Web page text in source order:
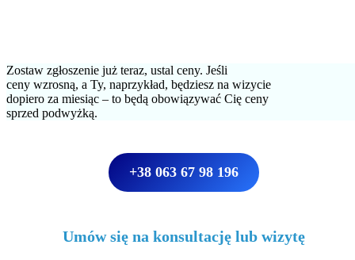
Zostaw zgłoszenie już teraz, ustal ceny. Jeśli
ceny wzrosną, a Ty, naprzykład, będziesz na wizycie
dopiero za miesiąc – to będą obowiązywać Cię ceny
sprzed podwyżką.
+38 063 67 98 196
Umów się na konsultację lub wizytę